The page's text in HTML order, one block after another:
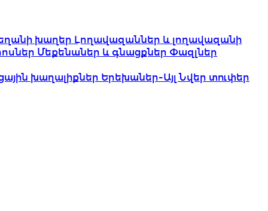
խաղեր Լողավազաններ և լողավազանի
Մեքենաներ և գնացքներ Փազլներ
խաղալիքներ Երեխաներ-ԱյլՆվեր տուփեր